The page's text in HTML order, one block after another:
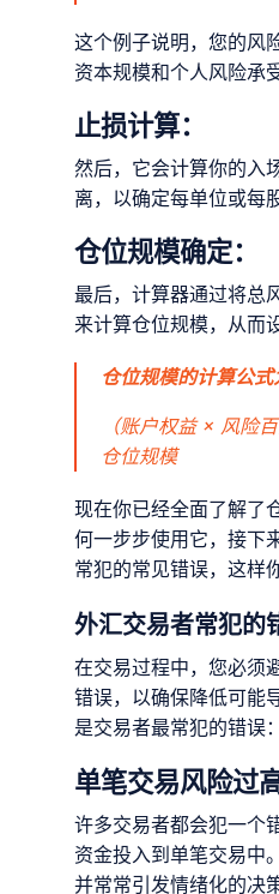
这个例子说明，您的风
资本规模和个人风险承
止损计算：
然后，它会计算你的入
离，以确定每单位或每
仓位规模确定：
最后，计算器通过将总
来计算仓位规模，从而
仓位规模的计算公式
（账户权益 × 风险
仓位规模
现在你已经全面了解了
何一步步使用它，接下
常犯的常见错误，这样
外汇交易者常犯的
在交易过程中，您必须
错误，以确保降低可能
是交易者最常犯的错误：
单笔交易风险过高
许多交易者都会犯一个
资金投入到单笔交易中
并常常引发情绪化的决